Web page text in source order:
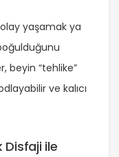
yaşamak ya
beyin “tehlike”
ve kalıcı
Disfaji ile